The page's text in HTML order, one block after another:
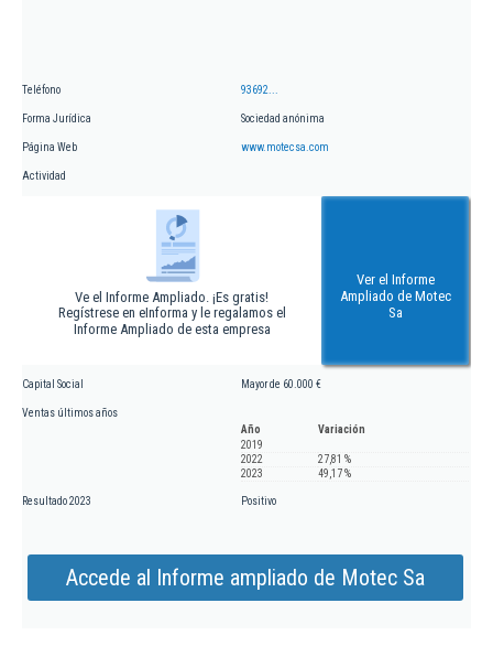
Teléfono 93692...
Forma Jurídica Sociedad anónima
Página Web www.motecsa.com
Actividad
Ve el Informe Ampliado. ¡Es gratis!
Regístrese en eInforma y le regalamos el
Informe Ampliado de esta empresa
Ver el Informe
Ampliado de Motec
Sa
Capital Social Mayor de 60.000 €
Ventas últimos años
Año
Variación
2019
2022
27,81 %
2023
49,17 %
Resultado 2023 Positivo
Accede al Informe ampliado de Motec Sa